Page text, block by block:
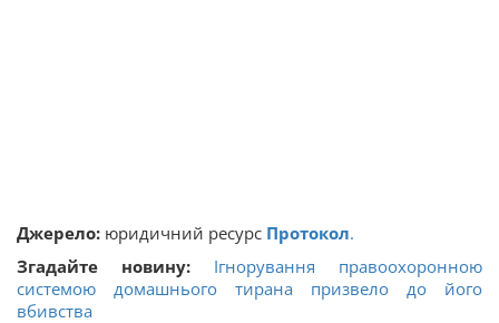
​​Джерело: юридичний ресурс Протокол.
Згадайте новину: Ігнорування правоохоронною
системою домашнього тирана призвело до його
вбивства